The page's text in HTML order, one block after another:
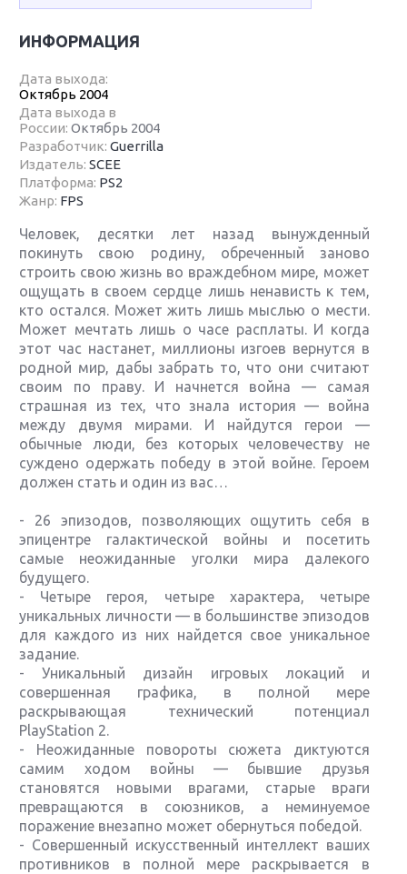
ИНФОРМАЦИЯ
Дата выхода:
Октябрь 2004
Дата выхода в
России:Октябрь 2004
Разработчик:Guerrilla
Издатель:SCEE
Платформа: PS2
Жанр: FPS
Человек, десятки лет назад вынужденный
покинуть свою родину, обреченный заново
строить свою жизнь во враждебном мире, может
ощущать в своем сердце лишь ненависть к тем,
кто остался. Может жить лишь мыслью о мести.
Может мечтать лишь о часе расплаты. И когда
этот час настанет, миллионы изгоев вернутся в
родной мир, дабы забрать то, что они считают
своим по праву. И начнется война — самая
страшная из тех, что знала история — война
между двумя мирами. И найдутся герои —
обычные люди, без которых человечеству не
суждено одержать победу в этой войне. Героем
должен стать и один из вас…
- 26 эпизодов, позволяющих ощутить себя в
эпицентре галактической войны и посетить
самые неожиданные уголки мира далекого
будущего.
- Четыре героя, четыре характера, четыре
уникальных личности — в большинстве эпизодов
для каждого из них найдется свое уникальное
задание.
- Уникальный дизайн игровых локаций и
совершенная графика, в полной мере
раскрывающая технический потенциал
PlayStation 2.
- Неожиданные повороты сюжета диктуются
самим ходом войны — бывшие друзья
становятся новыми врагами, старые враги
превращаются в союзников, а неминуемое
поражение внезапно может обернуться победой.
- Совершенный искусственный интеллект ваших
противников в полной мере раскрывается в